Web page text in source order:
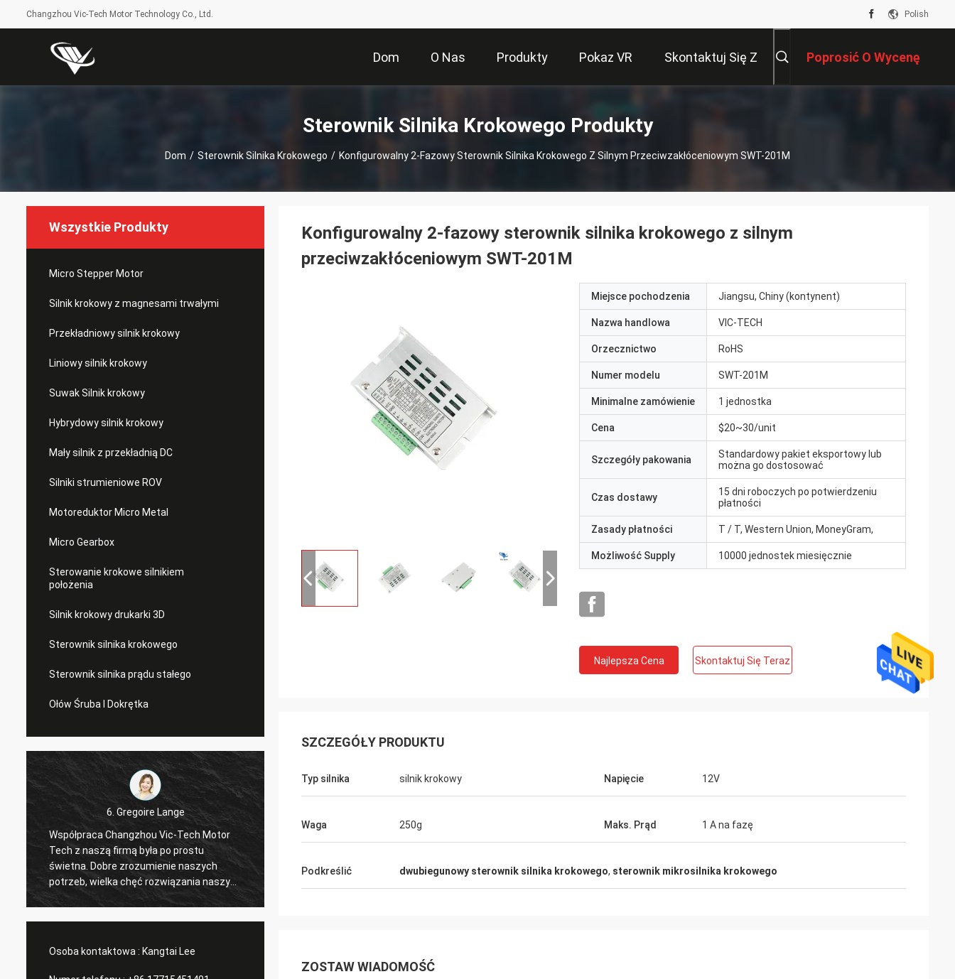
Changzhou Vic-Tech Motor Technology Co., Ltd. Polish
Dom O Nas Produkty Pokaz VR Skontaktuj Się Z Poprosić O Wycenę
Sterownik Silnika Krokowego Produkty
Dom / Sterownik Silnika Krokowego / Konfigurowalny 2-Fazowy Sterownik Silnika Krokowego Z Silnym Przeciwzakłóceniowym SWT-201M
Wszystkie Produkty
Micro Stepper Motor
Silnik krokowy z magnesami trwałymi
Przekładniowy silnik krokowy
Liniowy silnik krokowy
Suwak Silnik krokowy
Hybrydowy silnik krokowy
Mały silnik z przekładnią DC
Silniki strumieniowe ROV
Motoreduktor Micro Metal
Micro Gearbox
Sterowanie krokowe silnikiem
położenia
Silnik krokowy drukarki 3D
Sterownik silnika krokowego
Sterownik silnika prądu stałego
Ołów Śruba I Dokrętka
6. Gregoire Lange
Współpraca Changzhou Vic-Tech Motor
Tech z naszą firmą była po prostu
świetna. Dobre zrozumienie naszych
potrzeb, wielka chęć rozwiązania naszych
problemów. Polecam !
Profesjonalna i przejrzysta komunikacja.
Złącza licznikowe, jeśli zostały dodane do
Produkt działa zgodnie z oczekiwaniami,
reaguje bardzo szybko i pomaga w
Osoba kontaktowa : Kangtai Lee
Konfigurowalny 2-fazowy sterownik silnika krokowego z silnym
przeciwzakłóceniowym SWT-201M
Miejsce pochodzenia Jiangsu, Chiny (kontynent)
Nazwa handlowa VIC-TECH
Orzecznictwo RoHS
Numer modelu SWT-201M
Minimalne zamówienie 1 jednostka
Cena $20~30/unit
Szczegóły pakowania
Standardowy pakiet eksportowy lub
można go dostosować
Czas dostawy
15 dni roboczych po potwierdzeniu
płatności
Zasady płatności T / T, Western Union, MoneyGram,
Możliwość Supply 10000 jednostek miesięcznie
Najlepsza Cena Skontaktuj Się Teraz
SZCZEGÓŁY PRODUKTU
Typ silnika silnik krokowy Napięcie 12V
Waga 250g Maks. Prąd 1 A na fazę
Podkreślić dwubiegunowy sterownik silnika krokowego, sterownik mikrosilnika krokowego
ZOSTAW WIADOMOŚĆ